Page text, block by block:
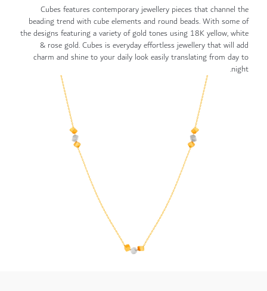
Cubes features contemporary jewellery pieces that channel the
beading trend with cube elements and round beads. With some of
the designs featuring a variety of gold tones using 18K yellow, white
& rose gold. Cubes is everyday effortless jewellery that will add
charm and shine to your daily look easily translating from day to
night.